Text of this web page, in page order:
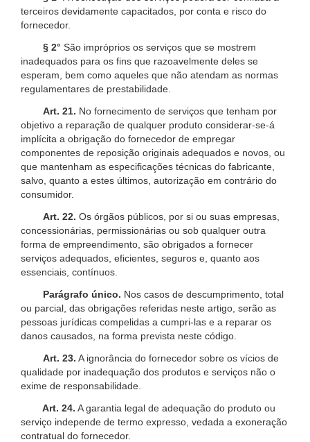
terceiros devidamente capacitados, por conta e risco do
fornecedor.
§ 2° São impróprios os serviços que se mostrem
inadequados para os fins que razoavelmente deles se
esperam, bem como aqueles que não atendam as normas
regulamentares de prestabilidade.
Art. 21. No fornecimento de serviços que tenham por
objetivo a reparação de qualquer produto considerar-se-á
implícita a obrigação do fornecedor de empregar
componentes de reposição originais adequados e novos, ou
que mantenham as especificações técnicas do fabricante,
salvo, quanto a estes últimos, autorização em contrário do
consumidor.
Art. 22. Os órgãos públicos, por si ou suas empresas,
concessionárias, permissionárias ou sob qualquer outra
forma de empreendimento, são obrigados a fornecer
serviços adequados, eficientes, seguros e, quanto aos
essenciais, contínuos.
Parágrafo único. Nos casos de descumprimento, total
ou parcial, das obrigações referidas neste artigo, serão as
pessoas jurídicas compelidas a cumpri-las e a reparar os
danos causados, na forma prevista neste código.
Art. 23. A ignorância do fornecedor sobre os vícios de
qualidade por inadequação dos produtos e serviços não o
exime de responsabilidade.
Art. 24. A garantia legal de adequação do produto ou
serviço independe de termo expresso, vedada a exoneração
contratual do fornecedor.